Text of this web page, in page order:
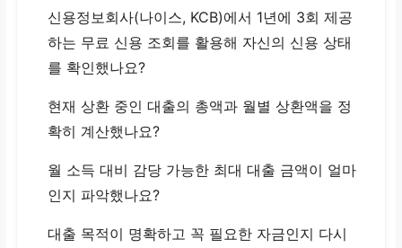
신용정보회사(나이스, KCB)에서 1년에 3회 제공
하는 무료 신용 조회를 활용해 자신의 신용 상태
를 확인했나요?
현재 상환 중인 대출의 총액과 월별 상환액을 정
확히 계산했나요?
월 소득 대비 감당 가능한 최대 대출 금액이 얼마
인지 파악했나요?
대출 목적이 명확하고 꼭 필요한 자금인지 다시